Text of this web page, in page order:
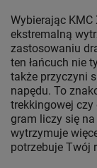
Wybierając KMC
ekstremalną
zastosowaniu
ten łańcuch nie
także przyczyni
napędu. To
trekkingowej czy
gram liczy się
wytrzymuje
potrzebuje Twój